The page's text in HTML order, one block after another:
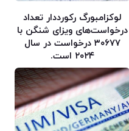
لوکزامبورگ رکورددار تعداد
درخواست‌های ویزای شنگن با
۳۰۶۷۷ درخواست در سال
۲۰۲۴ است.